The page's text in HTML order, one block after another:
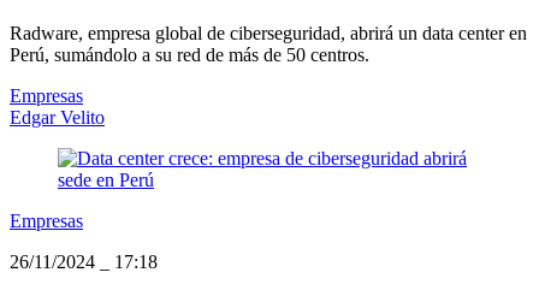
Radware, empresa global de ciberseguridad, abrirá un data center en
Perú, sumándolo a su red de más de 50 centros.
Empresas
Edgar Velito
Empresas
26/11/2024
17:18